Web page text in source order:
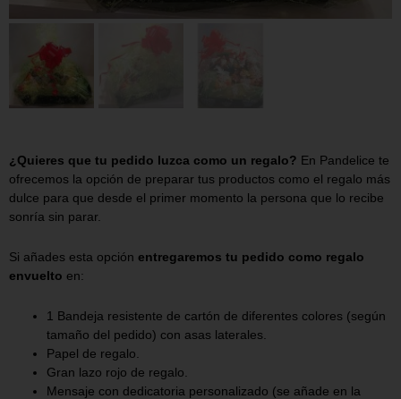
¿Quieres que tu pedido luzca como un regalo? En Pandelice te
ofrecemos la opción de preparar tus productos como el regalo más
dulce para que desde el primer momento la persona que lo recibe
sonría sin parar.
Si añades esta opción entregaremos tu pedido como regalo
envuelto en:
1 Bandeja resistente de cartón de diferentes colores (según
tamaño del pedido) con asas laterales.
Papel de regalo.
Gran lazo rojo de regalo.
Mensaje con dedicatoria personalizado (se añade en la